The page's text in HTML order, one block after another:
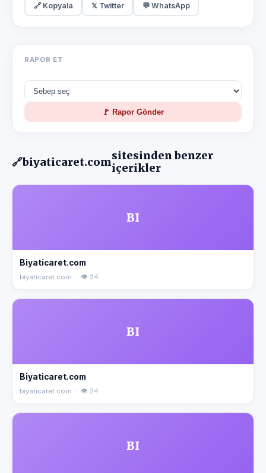
🔗 Kopyala 𝕏 Twitter 💬 WhatsApp
RAPOR ET
🚩 Rapor Gönder
🔗biyaticaret.comsitesinden benzer
içerikler
BI
Biyaticaret.com
biyaticaret.com · 👁 24
BI
Biyaticaret.com
biyaticaret.com · 👁 24
BI